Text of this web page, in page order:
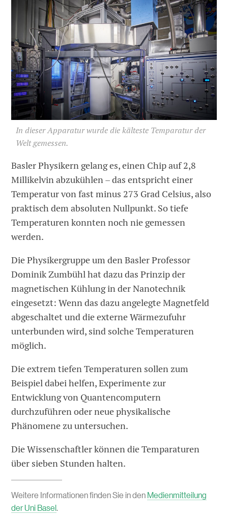
In dieser Apparatur wurde die kälteste Temparatur der
Welt gemessen.
Basler Physikern gelang es, einen Chip auf 2,8
Millikelvin abzukühlen – das entspricht einer
Temperatur von fast minus 273 Grad Celsius, also
praktisch dem absoluten Nullpunkt. So tiefe
Temperaturen konnten noch nie gemessen
werden.
Die Physikergruppe um den Basler Professor
Dominik Zumbühl hat dazu das Prinzip der
magnetischen Kühlung in der Nanotechnik
eingesetzt: Wenn das dazu angelegte Magnetfeld
abgeschaltet und die externe Wärmezufuhr
unterbunden wird, sind solche Temperaturen
möglich.
Die extrem tiefen Temperaturen sollen zum
Beispiel dabei helfen, Experimente zur
Entwicklung von Quantencomputern
durchzuführen oder neue physikalische
Phänomene zu untersuchen.
Die Wissenschaftler können die Temparaturen
über sieben Stunden halten.
Weitere Informationen finden Sie in denMedienmitteilung
der Uni Basel.